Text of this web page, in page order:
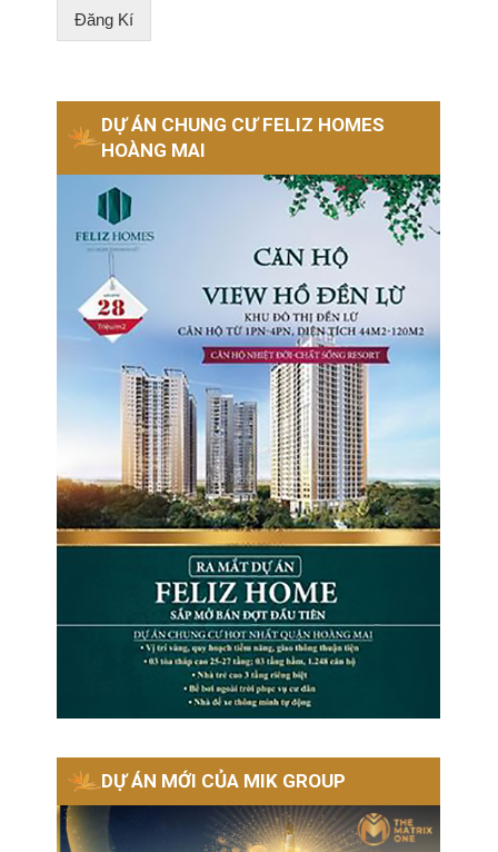
Đăng Kí
DỰ ÁN CHUNG CƯ FELIZ HOMES
HOÀNG MAI
DỰ ÁN MỚI CỦA MIK GROUP